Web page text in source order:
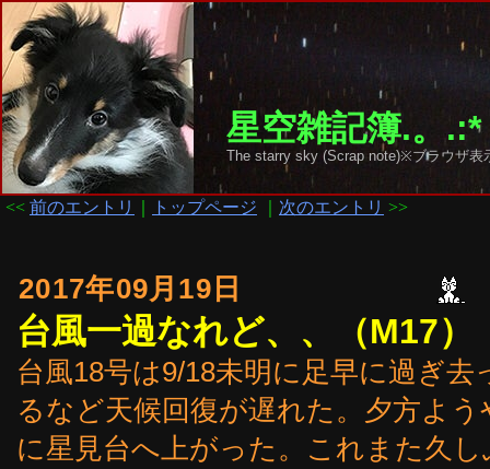
星空雑記簿.。
The starry sky (Scrap note)※ブラウザ
<< 前のエントリ トップページ 次のエントリ >>
2017年09月19日
台風一過なれど、、（M17）
台風18号は9/18未明に足早に過ぎ
るなど天候回復が遅れた。夕方よ
に星見台へ上がった。これまた久